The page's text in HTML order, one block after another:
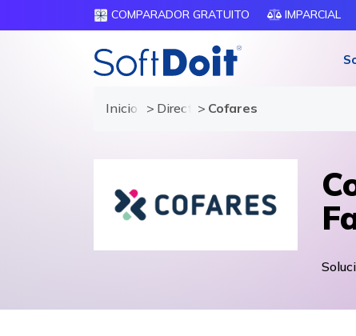
COMPARADOR GRATUITO IMPARCIAL
Inicio Directorio de proveedores
Cofares